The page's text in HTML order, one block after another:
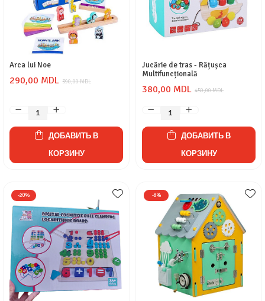
Arca lui Noe
390,00 MDL
290,00 MDL
ДОБАВИТЬ В
КОРЗИНУ
Jucărie de tras - Rățușca
Multifuncțională
450,00 MDL
380,00 MDL
ДОБАВИТЬ В
КОРЗИНУ
-20% -8%